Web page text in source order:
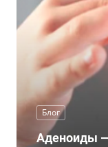
Блог
Аденоиды —